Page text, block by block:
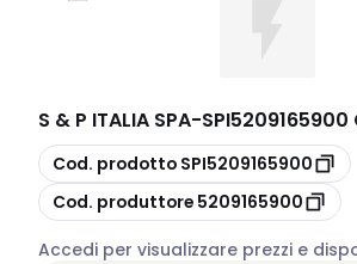
S & P ITALIA SPA-SPI5209165900
copia
Cod. prodotto SPI5209165900
copia
Cod. produttore 5209165900
Accedi per visualizzare prezzi e